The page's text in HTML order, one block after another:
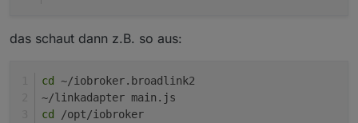
das schaut dann z.B. so aus:
cd
~/iobroker.broadlink2
~/linkadapter main.js
cd
/opt/iobroker